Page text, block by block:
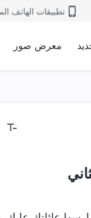
تطبيقات الهاتف
معرض صور